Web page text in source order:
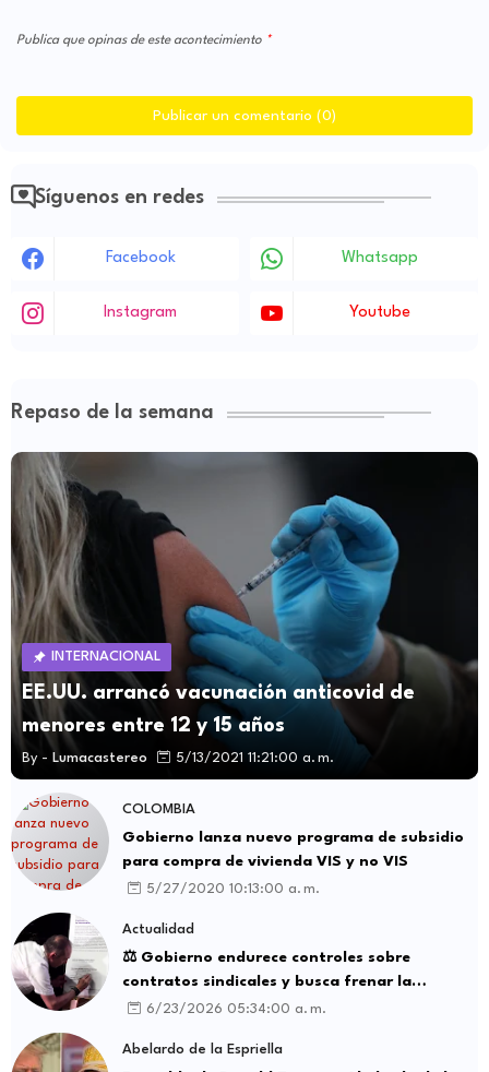
Publica que opinas de este acontecimiento
Publicar un comentario (0)
Síguenos en redes
Facebook Whatsapp
Instagram Youtube
Repaso de la semana
INTERNACIONAL
EE.UU. arrancó vacunación anticovid de
menores entre 12 y 15 años
By - Lumacastereo 5/13/2021 11:21:00 a. m.
COLOMBIA
Gobierno lanza nuevo programa de subsidio
para compra de vivienda VIS y no VIS
5/27/2020 10:13:00 a. m.
Actualidad
⚖️ Gobierno endurece controles sobre
contratos sindicales y busca frenar la
intermediación laboral ilegal
6/23/2026 05:34:00 a. m.
Abelardo de la Espriella